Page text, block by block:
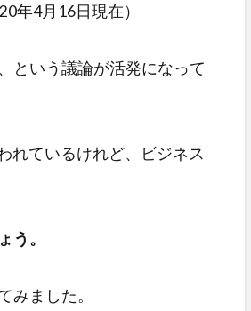
年4月16日現在）
という議論が活発になって
れているけれど、ビジネス
う。
みました。